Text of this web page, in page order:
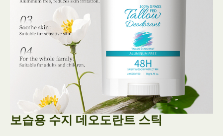
보습용 수지 데오도란트 스틱